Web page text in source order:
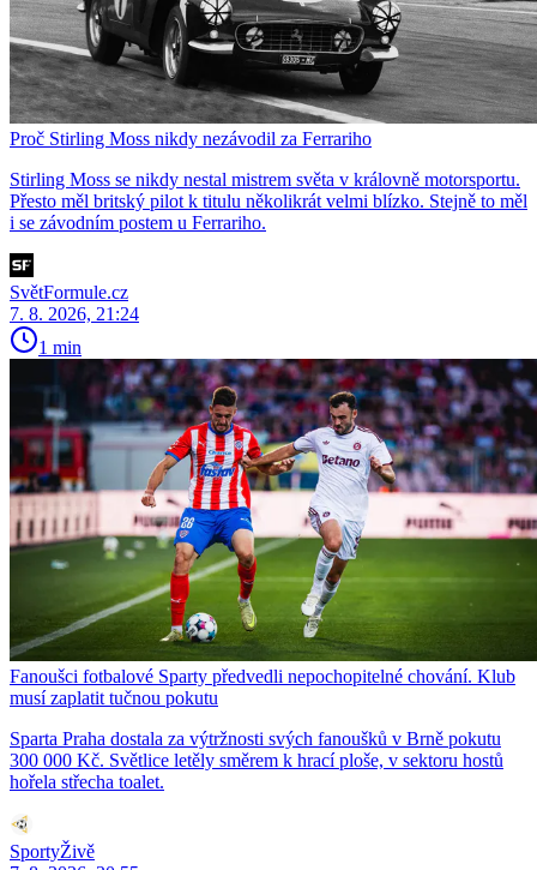
Proč Stirling Moss nikdy nezávodil za Ferrariho
Stirling Moss se nikdy nestal mistrem světa v královně motorsportu.
Přesto měl britský pilot k titulu několikrát velmi blízko. Stejně to měl
i se závodním postem u Ferrariho.
SvětFormule.cz
7. 8. 2026, 21:24
1 min
Fanoušci fotbalové Sparty předvedli nepochopitelné chování. Klub
musí zaplatit tučnou pokutu
Sparta Praha dostala za výtržnosti svých fanoušků v Brně pokutu
300 000 Kč. Světlice letěly směrem k hrací ploše, v sektoru hostů
hořela střecha toalet.
SportyŽivě